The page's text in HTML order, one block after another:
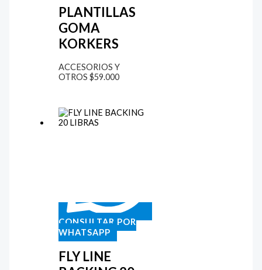
PLANTILLAS
GOMA
KORKERS
ACCESORIOS Y
OTROS $59.000
CONSULTAR POR
WHATSAPP
FLY LINE